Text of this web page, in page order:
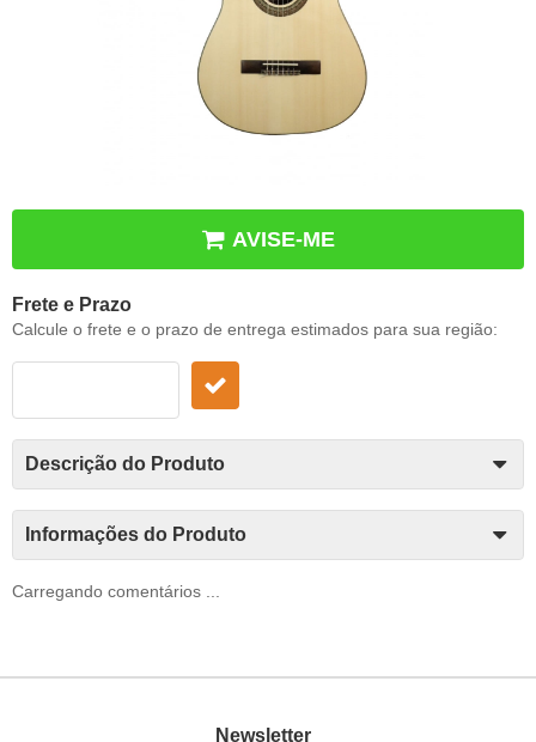
AVISE-ME
Frete e Prazo
Calcule o frete e o prazo de entrega estimados para sua região:
Descrição do Produto
Informações do Produto
Carregando comentários ...
Newsletter